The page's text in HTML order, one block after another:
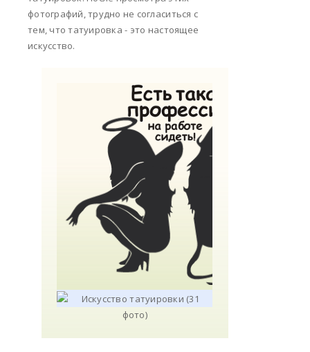
фотографий, трудно не согласиться с
тем, что татуировка - это настоящее
искусство.